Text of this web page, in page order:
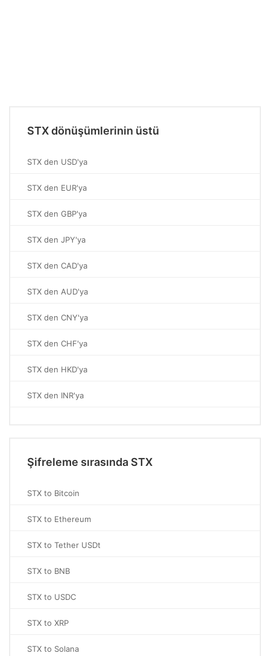
STX dönüşümlerinin üstü
STX den USD'ya
STX den EUR'ya
STX den GBP'ya
STX den JPY'ya
STX den CAD'ya
STX den AUD'ya
STX den CNY'ya
STX den CHF'ya
STX den HKD'ya
STX den INR'ya
Şifreleme sırasında STX
STX to Bitcoin
STX to Ethereum
STX to Tether USDt
STX to BNB
STX to USDC
STX to XRP
STX to Solana